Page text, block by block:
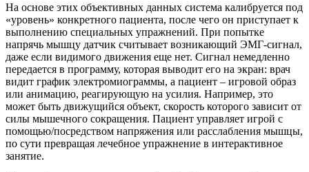
На основе этих объективных данных система калибруется под
«уровень» конкретного пациента, после чего он приступает к
выполнению специальных упражнений. При попытке
напрячь мышцу датчик считывает возникающий ЭМГ-сигнал,
даже если видимого движения еще нет. Сигнал немедленно
передается в программу, которая выводит его на экран: врач
видит график электромиограммы, а пациент – игровой образ
или анимацию, реагирующую на усилия. Например, это
может быть движущийся объект, скорость которого зависит от
силы мышечного сокращения. Пациент управляет игрой с
помощью/посредством напряжения или расслабления мышцы,
по сути превращая лечебное упражнение в интерактивное
занятие.